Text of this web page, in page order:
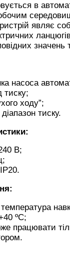
в
являє
значень
насоса
тиску;
ходу”;
тиску.
В;
ºС;
працювати